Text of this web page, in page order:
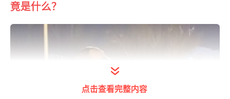
竟是什么？
点击查看完整内容